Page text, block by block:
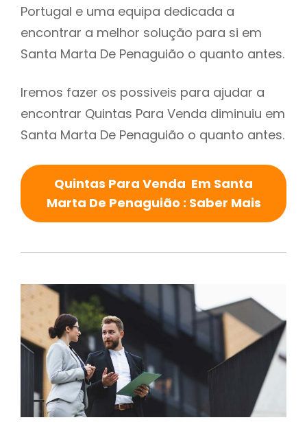
Portugal e uma equipa dedicada a
encontrar a melhor solução para si em
Santa Marta De Penaguião o quanto antes.
Iremos fazer os possiveis para ajudar a
encontrar Quintas Para Venda diminuiu em
Santa Marta De Penaguião o quanto antes.
Quintas Para Venda Em Santa
Marta De Penaguião : Saber Mais